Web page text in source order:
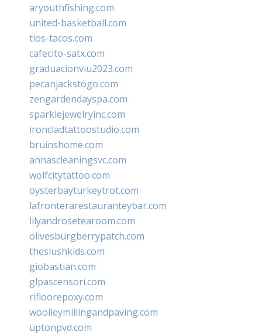
aryouthfishing.com
united-basketball.com
tios-tacos.com
cafecito-satx.com
graduacionviu2023.com
pecanjackstogo.com
zengardendayspa.com
sparklejewelryinc.com
ironcladtattoostudio.com
bruinshome.com
annascleaningsvc.com
wolfcitytattoo.com
oysterbayturkeytrot.com
lafronterarestauranteybar.com
lilyandrosetearoom.com
olivesburgberrypatch.com
theslushkids.com
giobastian.com
glpascensori.com
rifloorepoxy.com
woolleymillingandpaving.com
uptonpvd.com